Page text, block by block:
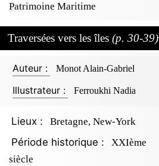
Patrimoine Maritime
Traversées vers les îles (p. 30-39)
Auteur : Monot Alain-Gabriel
Illustrateur : Ferroukhi Nadia
Lieux : Bretagne, New-York
Période historique :
XXIème
siècle